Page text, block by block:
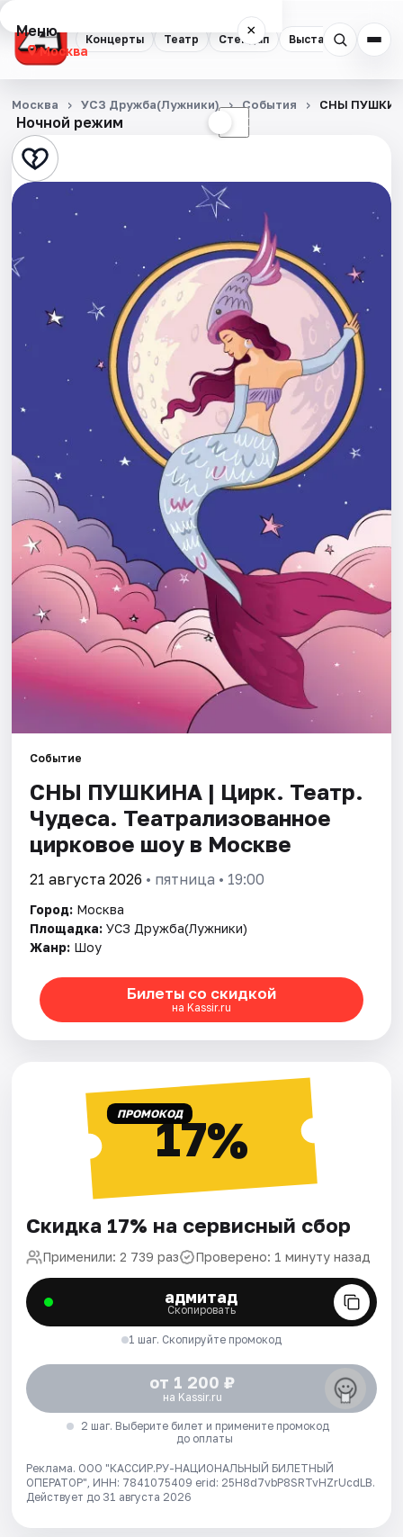
Концерты Театр Стендап Выставки
Меню ×
Москва
Концерты
Театр
Стендап
Выставки
Квесты
Экскурсии
Спорт
События
Города
Площадки
Артисты
Рейтинги
Ночной режим ☾
Москва УСЗ Дружба(Лужники) События СНЫ
Событие
СНЫ ПУШКИНА | Цирк. Театр.
Чудеса. Театрализованное
цирковое шоу в Москве
21 августа 2026 • пятница • 19:00
Город: Москва
Площадка: УСЗ Дружба(Лужники)
Жанр: Шоу
Билеты со скидкой
на Kassir.ru
ПРОМОКОД17%
Скидка 17% на сервисный сбор
Применили: 2 739 раз Проверено: 1 минуту назад
адмитад
Скопировать
1 шаг. Скопируйте промокод
от 1 200 ₽
на Kassir.ru
2 шаг. Выберите билет и примените промокод
до оплаты
Реклама. ООО "КАССИР.РУ-НАЦИОНАЛЬНЫЙ БИЛЕТНЫЙ
ОПЕРАТОР", ИНН: 7841075409 erid: 25H8d7vbP8SRTvHZrUcdLB.
Действует до 31 августа 2026